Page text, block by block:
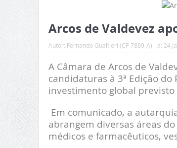
Arcos de Valdevez
Autor: Fernando Gualtieri (CP 7889-A) a: 24
A Câmara de Arcos de
candidaturas à 3ª Edição
investimento global
Em comunicado, a
abrangem diversas áreas
médicos e farmacêuticos,